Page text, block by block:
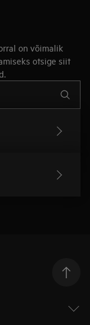
on võimalik
otsige siit